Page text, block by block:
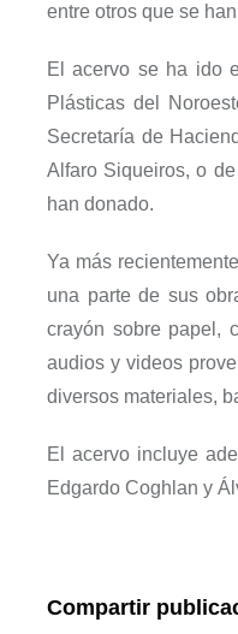
entre otros que se
El acervo se ha ido
Plásticas del
Secretaría de
Alfaro Siqueiros, o
han donado.
Ya más
una parte de sus
crayón sobre papel,
audios y videos
diversos materiales,
El acervo incluye
Edgardo Coghlan y
Compartir